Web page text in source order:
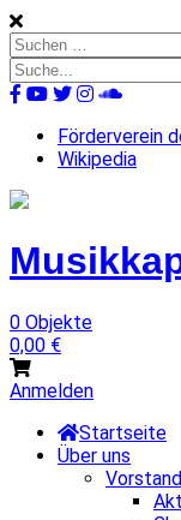
Skip
to
content
Suchen
nach:
Suche
nach:
Förderverein
Wikipedia
0 Objekte
0,00 €
Anmelden
Startseite
Über uns